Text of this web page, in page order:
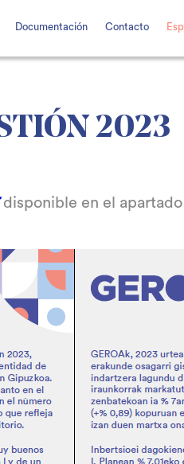
Documentación Contacto Esp
2023
en el apartado